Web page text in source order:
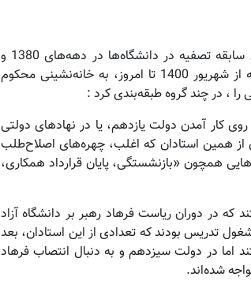
با وجود آنکه طی هفته‌های اخیر، اخبار اخراج استادان و بازخوانی سابقه تصفیه در دانشگاه‌ها در دهه‌های 1380 و
1390، فراوانی بالایی در رسانه‌ها داشته، تعداد دقیق استادانی که از شهریور 1400 تا امروز، به خانه‌نشینی محکوم
، در چند گروه طبقه‌بندی کرد :
کار آمدن دولت یازدهم، یا در نهادهای دولتی
از همین استادان که اغلب، چهره‌های اصلاح‌طلب
همچون «بازنشستگی، پایان قرارداد همکاری،
در دوران ریاست فرهاد رهبر بر دانشگاه آزاد
دانشگاه مشغول تدریس بودند که تعدادی از این استادان، بعد
اما در دولت سیزدهم و به دنبال انتصاب فرهاد
شده‌اند.